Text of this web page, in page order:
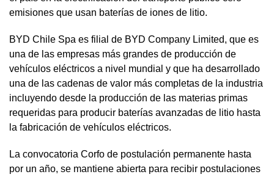
emisiones que usan baterías de iones de litio.
BYD Chile Spa es filial de BYD Company Limited, que es
una de las empresas más grandes de producción de
vehículos eléctricos a nivel mundial y que ha desarrollado
una de las cadenas de valor más completas de la industria
incluyendo desde la producción de las materias primas
requeridas para producir baterías avanzadas de litio hasta
la fabricación de vehículos eléctricos.
La convocatoria Corfo de postulación permanente hasta
por un año, se mantiene abierta para recibir postulaciones